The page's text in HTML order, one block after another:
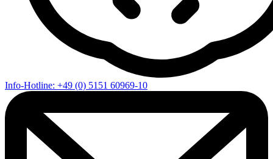
Info-Hotline: +49 (0) 5151 60969-10